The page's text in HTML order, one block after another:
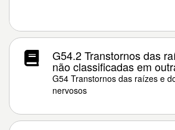
G54.2 Transtornos das
não classificadas em
G54 Transtornos das raízes e
nervosos